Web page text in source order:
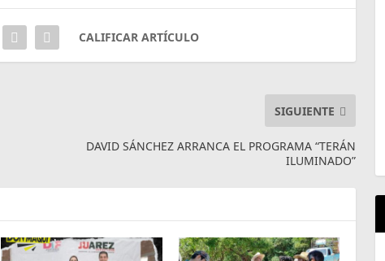
CALIFICAR ARTÍCULO
SIGUIENTE
DAVID SÁNCHEZ ARRANCA EL PROGRAMA “TERÁN
ILUMINADO”